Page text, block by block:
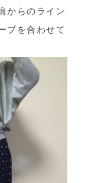
からのライン
ブを合わせて